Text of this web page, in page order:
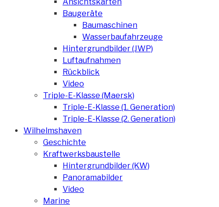
Baugeräte
Baumaschinen
Wasserbaufahrzeuge
Hintergrundbilder (JWP)
Luftaufnahmen
Rückblick
Video
Triple-E-Klasse (Maersk)
Triple-E-Klasse (1. Generation)
Triple-E-Klasse (2. Generation)
Wilhelmshaven
Geschichte
Kraftwerksbaustelle
Hintergrundbilder (KW)
Panoramabilder
Video
Marine